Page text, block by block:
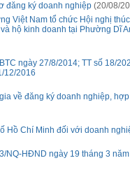
đăng ký doanh nghiệp (20/08/
Việt Nam tổ chức Hội nghị
hộ kinh doanh tại Phường Dĩ
ngày 27/8/2014; TT số 18/
12/2016
về đăng ký doanh nghiệp,
Hồ Chí Minh đối với doanh
NQ-HĐND ngày 19 tháng 3